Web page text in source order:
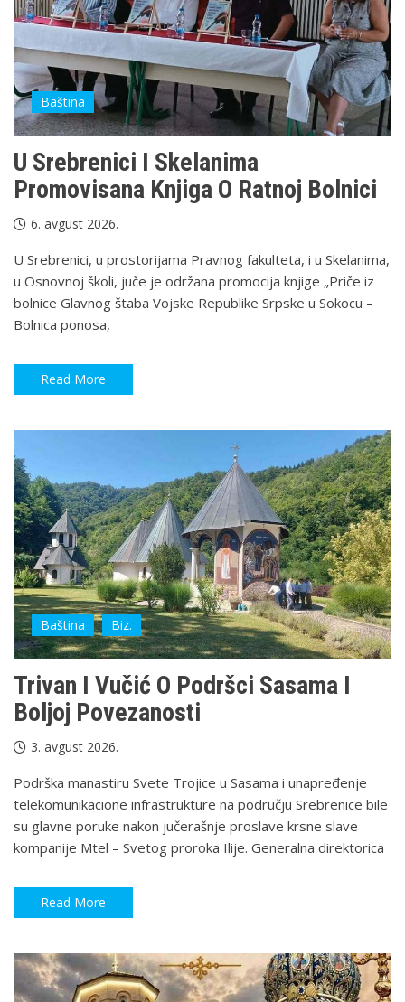
Baština
U Srebrenici I Skelanima
Promovisana Knjiga O Ratnoj Bolnici
6. avgust 2026.
U Srebrenici, u prostorijama Pravnog fakulteta, i u Skelanima,
u Osnovnoj školi, juče je održana promocija knjige „Priče iz
bolnice Glavnog štaba Vojske Republike Srpske u Sokocu –
Bolnica ponosa,
Read More
Baština Biz.
Trivan I Vučić O Podršci Sasama I
Boljoj Povezanosti
3. avgust 2026.
Podrška manastiru Svete Trojice u Sasama i unapređenje
telekomunikacione infrastrukture na području Srebrenice bile
su glavne poruke nakon jučerašnje proslave krsne slave
kompanije Mtel – Svetog proroka Ilije. Generalna direktorica
Read More